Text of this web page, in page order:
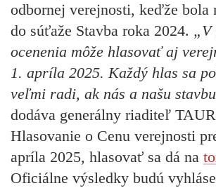
odbornej verejnosti, keďže bola
do súťaže Stavba roka 2024. „V
ocenenia môže hlasovať aj
1. apríla 2025. Každý hlas sa
veľmi radi, ak nás a našu
dodáva generálny riaditeľ
Hlasovanie o Cenu verejnosti
apríla 2025, hlasovať sa dá na
Oficiálne výsledky budú